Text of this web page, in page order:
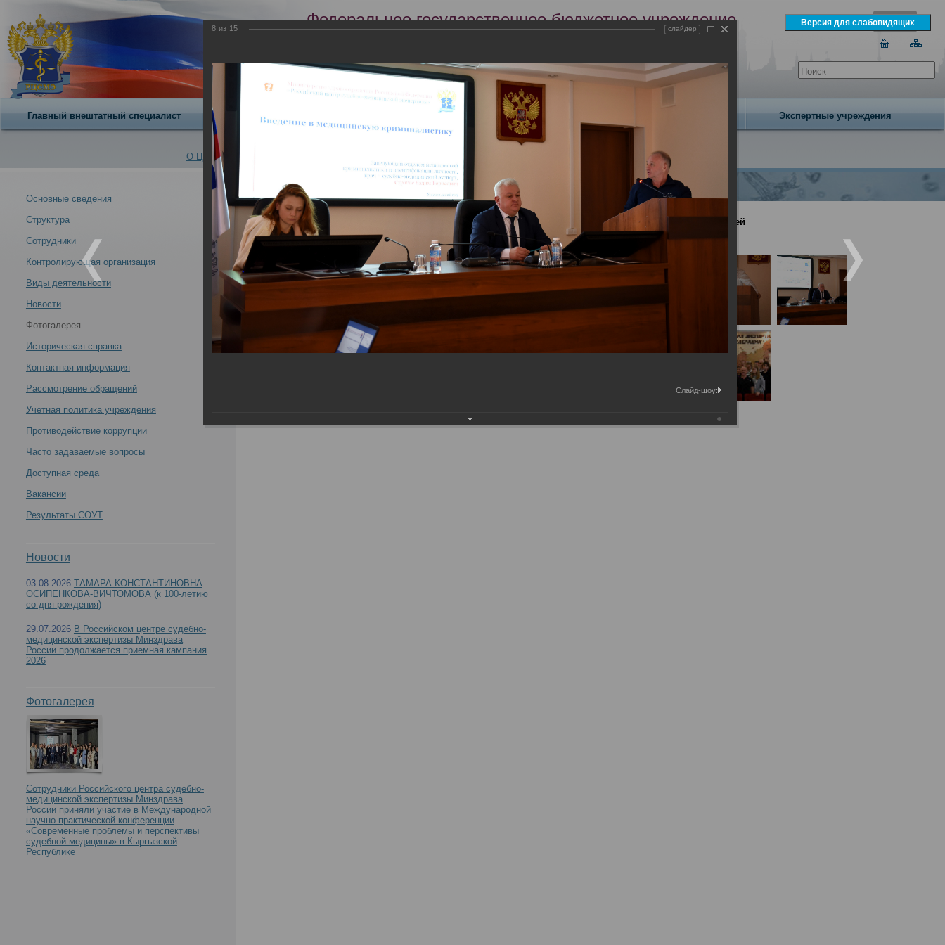
Федеральное государственное бюджетное учреждение
Российский центр судебно-медицинской экспертизы
Минздрава России
Сегодня 7 августа 2026 года
Главный внештатный специалист О центре Экспертиза Экспертные учреждения
О Центре -
Новости -
В Российском центре судебно-медицинской
В Российском центре судебно-медицинской экспертизы Минздрава России проведен День открытых дверей
Основные сведения
Структура
Сотрудники
Контролирующая организация
Виды деятельности
Новости
Фотогалерея
Историческая справка
Контактная информация
Рассмотрение обращений
Учетная политика учреждения
Противодействие коррупции
Часто задаваемые вопросы
Доступная среда
Вакансии
Результаты СОУТ
Новости
03.08.2026 ТАМАРА КОНСТАНТИНОВНА
ОСИПЕНКОВА-ВИЧТОМОВА (к 100-летию
со дня рождения)
29.07.2026 В Российском центре судебно-
медицинской экспертизы Минздрава
России продолжается приемная кампания
2026
Фотогалерея
Сотрудники Российского центра судебно-
медицинской экспертизы Минздрава
России приняли участие в Международной
научно-практической конференции
«Современные проблемы и перспективы
судебной медицины» в Кыргызской
Республике
Альбомы
В Российском центре судебно-медицинской экспертизы Минздрава России проведен День открытых дверей
01.06.2026
8 из 15 слайдер
Слайд-шоу: